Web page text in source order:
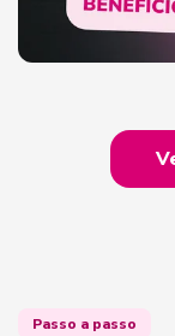
Passo a passo